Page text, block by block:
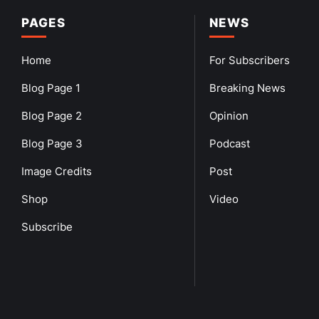
PAGES
Home
Blog Page 1
Blog Page 2
Blog Page 3
Image Credits
Shop
Subscribe
NEWS
For Subscribers
Breaking News
Opinion
Podcast
Post
Video